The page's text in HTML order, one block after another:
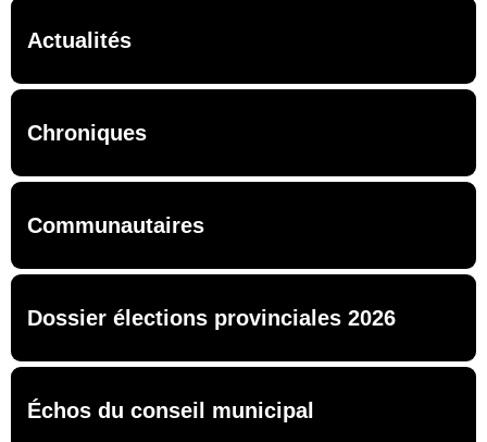
Actualités
Chroniques
Communautaires
Dossier élections provinciales 2026
Échos du conseil municipal